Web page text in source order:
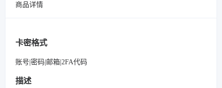
商品详情
卡密格式
账号|密码|邮箱|2FA代码
描述